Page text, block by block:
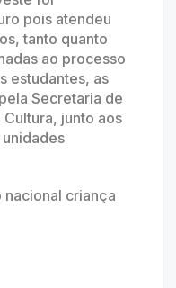
pois atendeu
tanto quanto
ao processo
estudantes, as
Secretaria de
junto aos
nacional criança